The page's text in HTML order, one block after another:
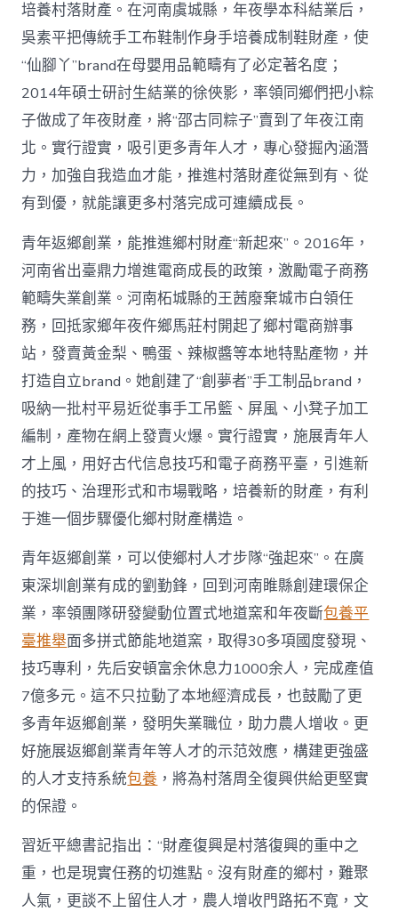
培養村落財產。在河南虞城縣，年夜學本科結業后，
吳素平把傳統手工布鞋制作身手培養成制鞋財產，使
“仙腳丫”brand在母嬰用品範疇有了必定著名度；
2014年碩士研討生結業的徐俠影，率領同鄉們把小粽
子做成了年夜財產，將“邵古同粽子”賣到了年夜江南
北。實行證實，吸引更多青年人才，專心發掘內涵潛
力，加強自我造血才能，推進村落財產從無到有、從
有到優，就能讓更多村落完成可連續成長。
青年返鄉創業，能推進鄉村財產“新起來”。2016年，
河南省出臺鼎力增進電商成長的政策，激勵電子商務
範疇失業創業。河南柘城縣的王茜廢棄城市白領任
務，回抵家鄉年夜仵鄉馬莊村開起了鄉村電商辦事
站，發賣黃金梨、鴨蛋、辣椒醬等本地特點產物，并
打造自立brand。她創建了“創夢者”手工制品brand，
吸納一批村平易近從事手工吊籃、屏風、小凳子加工
編制，產物在網上發賣火爆。實行證實，施展青年人
才上風，用好古代信息技巧和電子商務平臺，引進新
的技巧、治理形式和市場戰略，培養新的財產，有利
于進一個步驟優化鄉村財產構造。
青年返鄉創業，可以使鄉村人才步隊“強起來”。在廣
東深圳創業有成的劉勤鋒，回到河南睢縣創建環保企
業，率領團隊研發變動位置式地道窯和年夜斷包養平
臺推舉面多拼式節能地道窯，取得30多項國度發現、
技巧專利，先后安頓富余休息力1000余人，完成產值
7億多元。這不只拉動了本地經濟成長，也鼓勵了更
多青年返鄉創業，發明失業職位，助力農人增收。更
好施展返鄉創業青年等人才的示范效應，構建更強盛
的人才支持系統包養 ，將為村落周全復興供給更堅實
的保證。
習近平總書記指出：“財產復興是村落復興的重中之
重，也是現實任務的切進點。沒有財產的鄉村，難聚
人氣，更談不上留住人才，農人增收門路拓不寬，文